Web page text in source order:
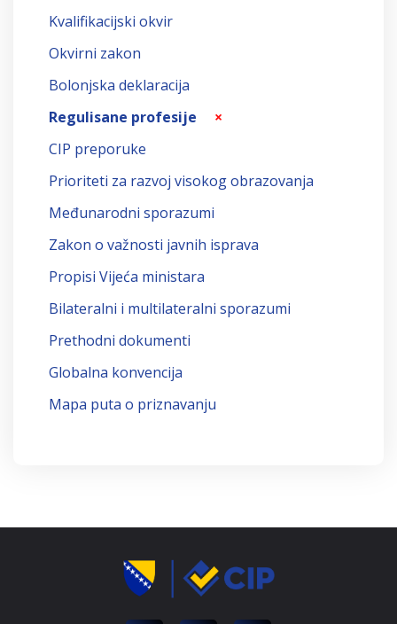
Kvalifikacijski okvir
Okvirni zakon
Bolonjska deklaracija
Regulisane profesije
×
CIP preporuke
Prioriteti za razvoj visokog obrazovanja
Međunarodni sporazumi
Zakon o važnosti javnih isprava
Propisi Vijeća ministara
Bilateralni i multilateralni sporazumi
Prethodni dokumenti
Globalna konvencija
Mapa puta o priznavanju